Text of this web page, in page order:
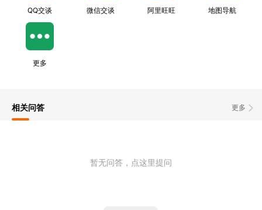
QQ交谈 微信交谈 阿里旺旺 地图导航
更多
更多
相关问答
暂无问答，点这里提问